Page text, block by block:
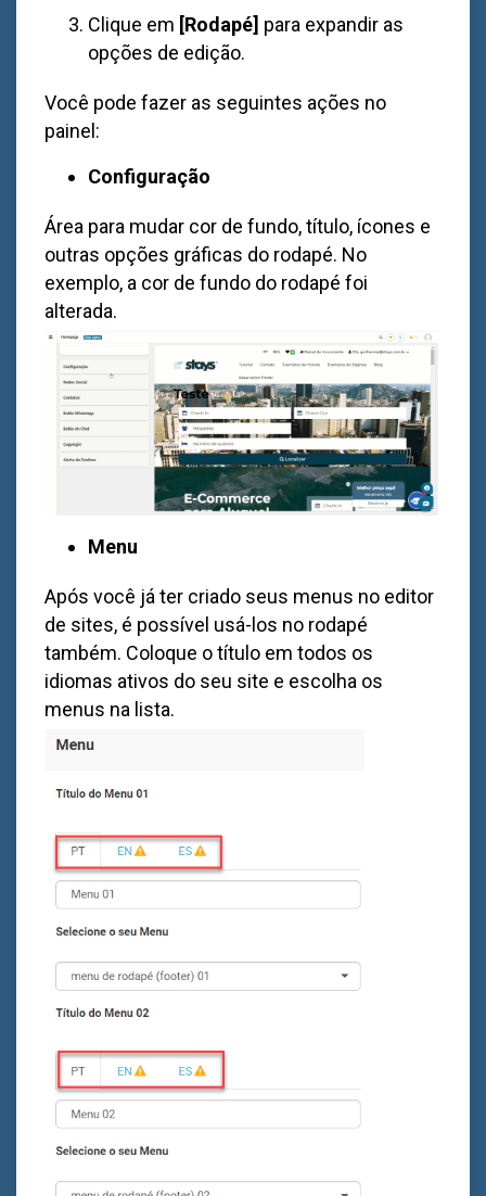
Clique em [Rodapé] para expandir as
opções de edição.
Você pode fazer as seguintes ações no
painel:
Configuração
Área para mudar cor de fundo, título, ícones e
outras opções gráficas do rodapé. No
exemplo, a cor de fundo do rodapé foi
alterada.
Menu
Após você já ter criado seus menus no editor
de sites, é possível usá-los no rodapé
também. Coloque o título em todos os
idiomas ativos do seu site e escolha os
menus na lista.